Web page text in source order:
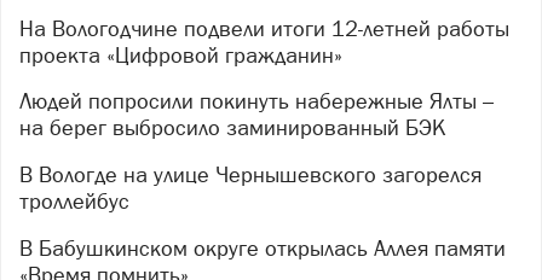
На Вологодчине подвели итоги 12-летней работы
проекта «Цифровой гражданин»
Людей попросили покинуть набережные Ялты –
на берег выбросило заминированный БЭК
В Вологде на улице Чернышевского загорелся
троллейбус
В Бабушкинском округе открылась Аллея памяти
«Время помнить»